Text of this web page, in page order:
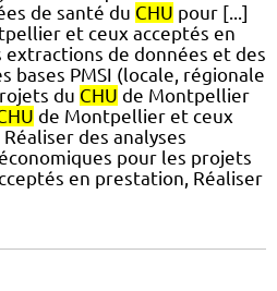
de santé du CHU pour [...]
et ceux acceptés en
de données et des
bases PMSI (locale, régionale
du CHU de Montpellier
de Montpellier et ceux
des analyses
pour les projets
en prestation, Réaliser